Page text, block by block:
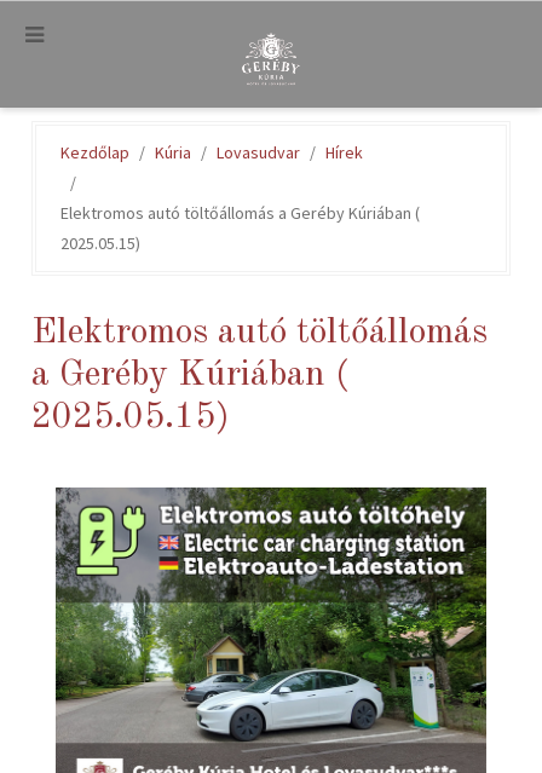
.
Kezdőlap Kúria Lovasudvar Hírek
Elektromos autó töltőállomás a Geréby Kúriában (
2025.05.15)
Elektromos autó töltőállomás
a Geréby Kúriában (
2025.05.15)